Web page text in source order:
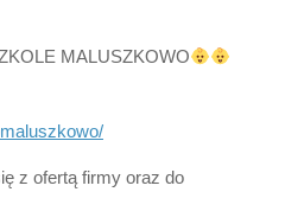
MALUSZKOWO
z ofertą firmy oraz do